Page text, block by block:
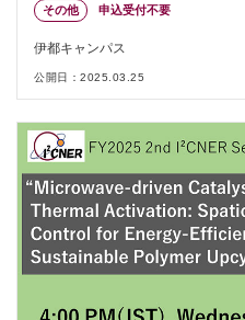
その他 申込受付不要
伊都キャンパス
公開日：2025.03.25